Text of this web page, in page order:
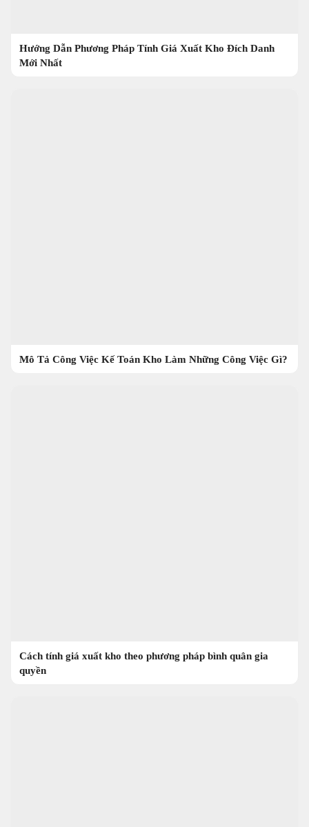
Hướng Dẫn Phương Pháp Tính Giá Xuất Kho Đích Danh
Mới Nhất
Mô Tả Công Việc Kế Toán Kho Làm Những Công Việc Gì?
Cách tính giá xuất kho theo phương pháp bình quân gia
quyền